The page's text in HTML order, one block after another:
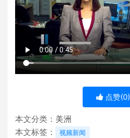
点赞(0)
本文分类： 美洲
本文标签：
视频新闻